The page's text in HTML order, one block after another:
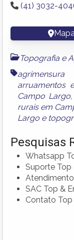
(41) 3032-
Mapa
Topografia e
arruamentos
Campo Largo,
rurais em
Largo e
Pesquisas
Whatsapp
Suporte Top
SAC Top &
Contato Top